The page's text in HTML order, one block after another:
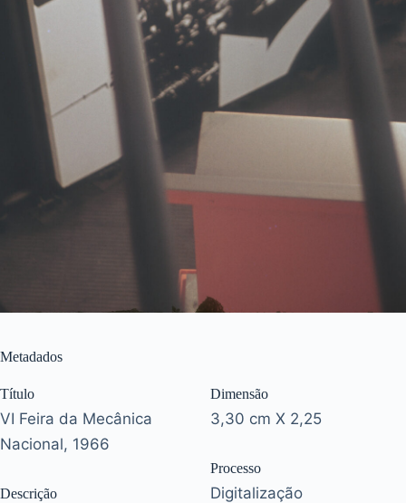
Metadados
Título
VI Feira da Mecânica
Nacional, 1966
Descrição
Dimensão
3,30 cm X 2,25
Processo
Digitalização